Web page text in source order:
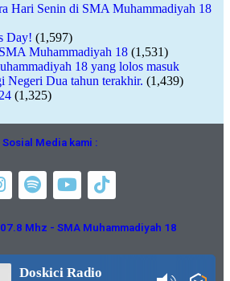
Hari Senin di SMA Muhammadiyah 18
Day! (1,597)
Muhammadiyah 18 (1,531)
18 yang lolos masuk
Negeri Dua tahun terakhir. (1,439)
(1,325)
Sosial Media kami :
Mhz - SMA Muhammadiyah 18
Doskici Radio